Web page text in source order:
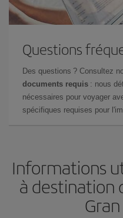
Questions
Des questions ? Consultez
documents requis : nous
nécessaires pour voyager
spécifiques requises pour
Informations
à destination